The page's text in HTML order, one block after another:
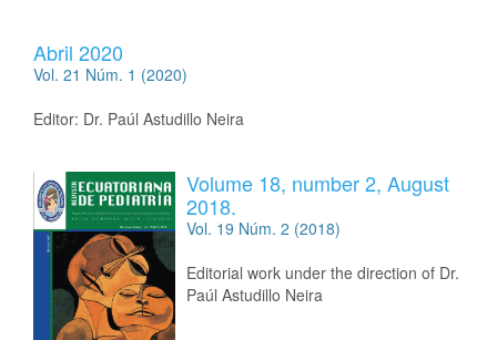
Abril 2020
Vol. 21 Núm. 1 (2020)
Editor: Dr. Paúl Astudillo Neira
Volume 18, number 2, August
2018.
Vol. 19 Núm. 2 (2018)
Editorial work under the direction of Dr.
Paúl Astudillo Neira